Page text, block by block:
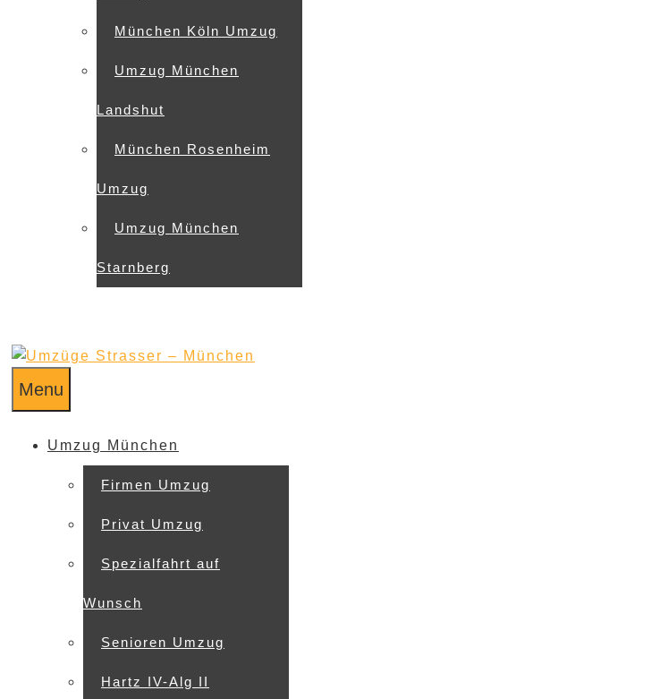
München Köln Umzug
Umzug München
Landshut
München Rosenheim
Umzug
Umzug München
Starnberg
Menu
Umzug München
Firmen Umzug
Privat Umzug
Spezialfahrt auf
Wunsch
Senioren Umzug
Hartz IV-Alg II